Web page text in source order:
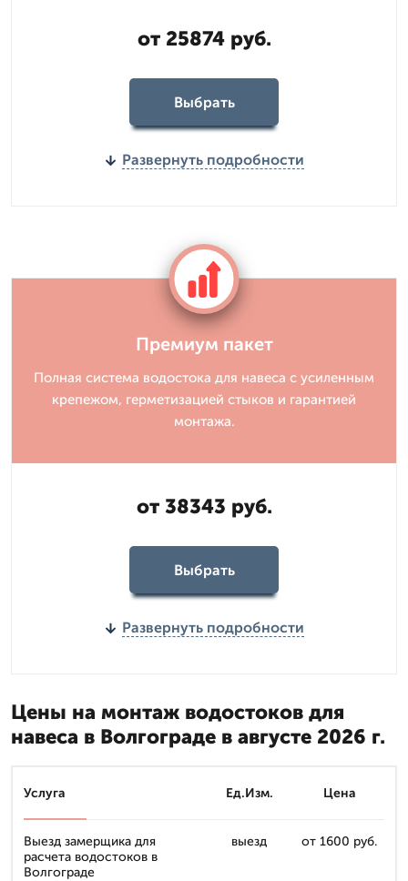
от 25874 руб.
Выбрать
Развернуть подробности
Премиум пакет
Полная система водостока для навеса с усиленным
крепежом, герметизацией стыков и гарантией
монтажа.
от 38343 руб.
Выбрать
Развернуть подробности
Цены на монтаж водостоков для
навеса в Волгограде в августе 2026 г.
Услуга Ед.Изм. Цена
Выезд замерщика для
расчета водостоков в
Волгограде
выезд от 1600 руб.